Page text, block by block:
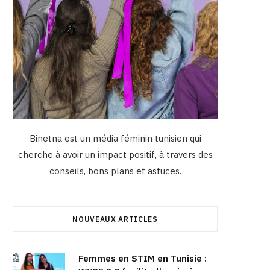
Binetna est un média féminin tunisien qui
cherche à avoir un impact positif, à travers des
conseils, bons plans et astuces.
NOUVEAUX ARTICLES
Femmes en STIM en Tunisie :